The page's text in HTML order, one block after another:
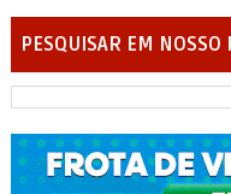
PESQUISAR EM NOSSO